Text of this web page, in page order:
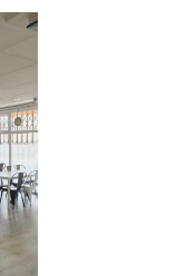
y
ofrecer una
del
con
adicional.